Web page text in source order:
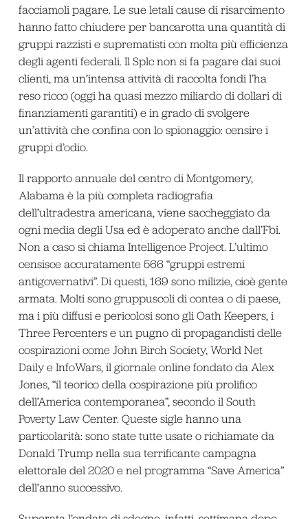
facciamoli pagare. Le sue letali cause di risarcimento
hanno fatto chiudere per bancarotta una quantità di
gruppi razzisti e suprematisti con molta più efficienza
degli agenti federali. Il Splc non si fa pagare dai suoi
clienti, ma un’intensa attività di raccolta fondi l’ha
reso ricco (oggi ha quasi mezzo miliardo di dollari di
finanziamenti garantiti) e in grado di svolgere
un’attività che confina con lo spionaggio: censire i
gruppi d’odio.
Il rapporto annuale del centro di Montgomery,
Alabama è la più completa radiografia
dell’ultradestra americana, viene saccheggiato da
ogni media degli Usa ed è adoperato anche dall’Fbi.
Non a caso si chiama Intelligence Project. L’ultimo
censisce accuratamente 566 “gruppi estremi
antigovernativi”. Di questi, 169 sono milizie, cioè gente
armata. Molti sono gruppuscoli di contea o di paese,
ma i più diffusi e pericolosi sono gli Oath Keepers, i
Three Percenters e un pugno di propagandisti delle
cospirazioni come John Birch Society, World Net
Daily e InfoWars, il giornale online fondato da Alex
Jones, “il teorico della cospirazione più prolifico
dell’America contemporanea”, secondo il South
Poverty Law Center. Queste sigle hanno una
particolarità: sono state tutte usate o richiamate da
Donald Trump nella sua terrificante campagna
elettorale del 2020 e nel programma “Save America”
dell’anno successivo.